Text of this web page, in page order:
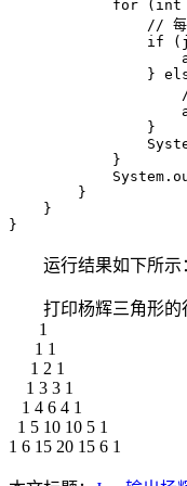
for (int
// 每
if
}
//
                }
            }
        }
    }
}
运行结果如下所示
打印杨辉三角形的
1
1 1
1 2 1
1 3 3 1
1 4 6 4 1
1 5 10 10 5 1
1 6 15 20 15 6 1